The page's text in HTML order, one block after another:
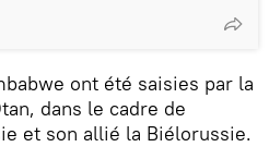
ont été saisies par la
dans le cadre de
et son allié la Biélorussie.